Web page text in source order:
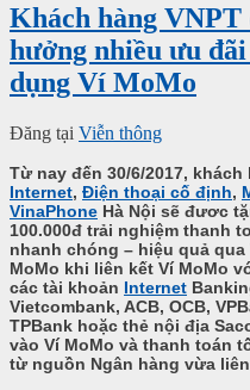
Khách hàng VNPT
hưởng nhiều ưu
dụng Ví MoMo
Đăng tại Viễn thông
Từ nay đến 30/6/2017,
Internet, Điện thoại cố định,
VinaPhone Hà Nội sẽ đươc
100.000đ trải nghiệm thanh
nhanh chóng – hiệu quả
MoMo khi liên kết Ví MoMo
các tài khoản Internet
Vietcombank, ACB, OCB,
TPBank hoặc thẻ nội địa
vào Ví MoMo và thanh toán
từ nguồn Ngân hàng vừa